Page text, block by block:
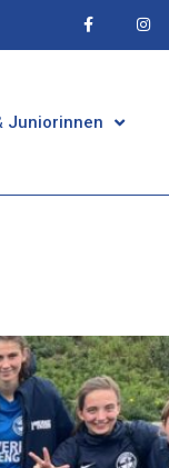
Juniorinnen